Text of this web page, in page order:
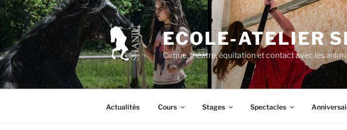
Aller
au
contenu
principal
ECOLE-ATELIER
Cirque, théâtre, équitation et contact avec les
Actualités Cours Stages Spectacles